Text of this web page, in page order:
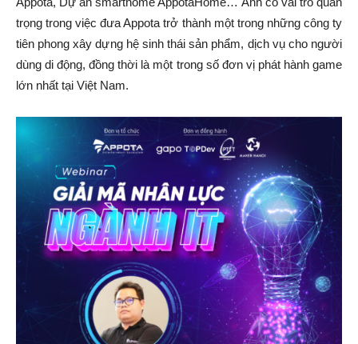
trọng trong việc đưa Appota trở thành một trong những công ty
tiên phong xây dựng hệ sinh thái sản phẩm, dịch vụ cho người
dùng di động, đồng thời là một trong số đơn vị phát hành game
lớn nhất tại Việt Nam.